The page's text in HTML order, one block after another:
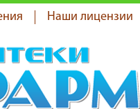
Наши лицензии